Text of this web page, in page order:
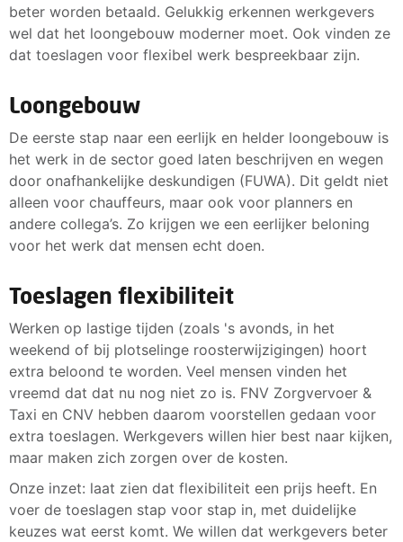
beter worden betaald. Gelukkig erkennen werkgevers
wel dat het loongebouw moderner moet. Ook vinden ze
dat toeslagen voor flexibel werk bespreekbaar zijn.
Loongebouw
De eerste stap naar een eerlijk en helder loongebouw is
het werk in de sector goed laten beschrijven en wegen
door onafhankelijke deskundigen (FUWA). Dit geldt niet
alleen voor chauffeurs, maar ook voor planners en
andere collega’s. Zo krijgen we een eerlijker beloning
voor het werk dat mensen echt doen.
Toeslagen flexibiliteit
Werken op lastige tijden (zoals 's avonds, in het
weekend of bij plotselinge roosterwijzigingen) hoort
extra beloond te worden. Veel mensen vinden het
vreemd dat dat nu nog niet zo is. FNV Zorgvervoer &
Taxi en CNV hebben daarom voorstellen gedaan voor
extra toeslagen. Werkgevers willen hier best naar kijken,
maar maken zich zorgen over de kosten.
Onze inzet: laat zien dat flexibiliteit een prijs heeft. En
voer de toeslagen stap voor stap in, met duidelijke
keuzes wat eerst komt. We willen dat werkgevers beter